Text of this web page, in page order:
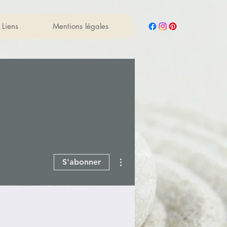
Liens Mentions légales
S'abonner